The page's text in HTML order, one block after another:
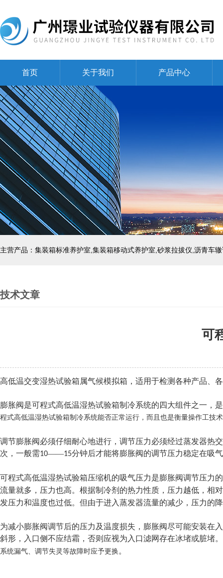
首页 关于我们 产品中心
主营产品：集装箱标准养护室,集装箱移动式养护室,砂浆拉拔仪,沥青车
技术文章
可
高低温交变湿热试验箱属气候模拟箱，适用于检测各种产品、
膨胀阀是可程式高低温湿热试验箱制冷系统的四大组件之一，
程式高低温湿热试验箱制冷系统能否正常运行，而且也是衡量操作工技
调节膨胀阀必须仔细耐心地进行，调节压力必须经过蒸发器热
次，一般需10——15分钟后才能将膨胀阀的调节压力稳定在吸
可程式高低温湿热试验箱压缩机的吸气压力是膨胀阀调节压力
流量就多，压力也高。根据制冷剂的热力性质，压力越低，相
发压力和温度也过低。但由于进入蒸发器流量的减少，压力的
为减小膨胀阀调节后的压力及温度损失，膨胀阀尽可能安装在
斜形，入口侧不应结霜，否则应视为入口滤网存在冰堵或脏堵
系统漏气、调节失灵等故障时应予更换 。